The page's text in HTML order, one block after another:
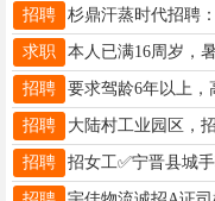
招聘
求职 本人已满16周岁，
招聘
招聘
招聘